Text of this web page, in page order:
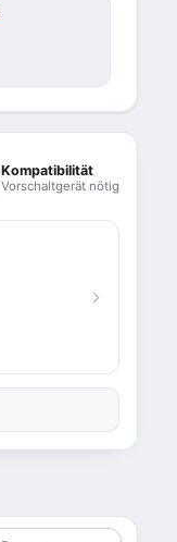
Kompatibilität
Vorschaltgerät nötig